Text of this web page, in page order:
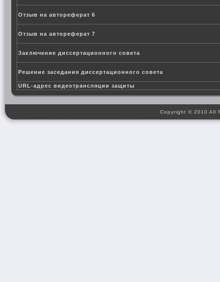
Отзыв на автореферат 6
Отзыв на автореферат 7
Заключение диссертационного совета
Решение заседания диссертационного совета
URL-адрес видеотрансляции защиты
Copyright © 2010 All